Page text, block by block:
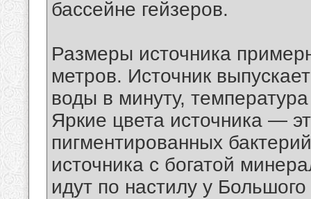
бассейне гейзеров.
Размеры источника
метров. Источник
воды в минуту,
Яркие цвета источника —
пигментированных
источника с богатой
идут по настилу у